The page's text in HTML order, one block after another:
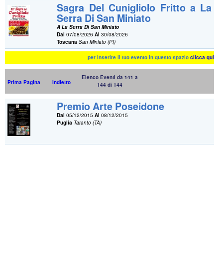
Sagra Del Cunigliolo Fritto a La
Serra Di San Miniato
A La Serra Di San Miniato
Dal 07/08/2026Al 30/08/2026
Toscana San Miniato (PI)
per inserire il tuo evento in questo spazioclicca qui
Prima Pagina Indietro
Elenco Eventi da 141 a
144 di 144
Premio Arte Poseidone
Dal 05/12/2015Al 08/12/2015
Puglia Taranto (TA)